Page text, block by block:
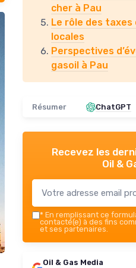
cher à Pau
Le rôle des
locales
Perspectives
gasoil à Pau
Résumer ChatGPT
Recevez les
Oil &
* En remplissant ce
contacté(e) à des fins
et ses partenaires.
Oil & Gas Media